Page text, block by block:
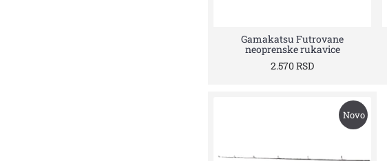
Gamakatsu Futrovane
neoprenske rukavice
2.570 RSD
Novo